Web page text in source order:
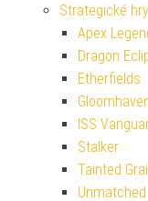
Strategické hry
Apex
Dragon
Etherfields
ISS
Stalker
Tainted
Unmatched